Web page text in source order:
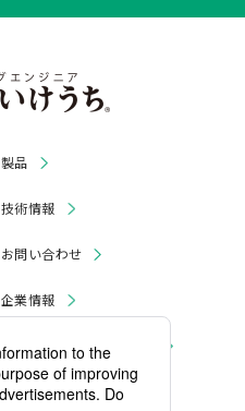
製品
技術情報
お問い合わせ
企業情報
リコール・無償修理 情報
プライバシーポリシー